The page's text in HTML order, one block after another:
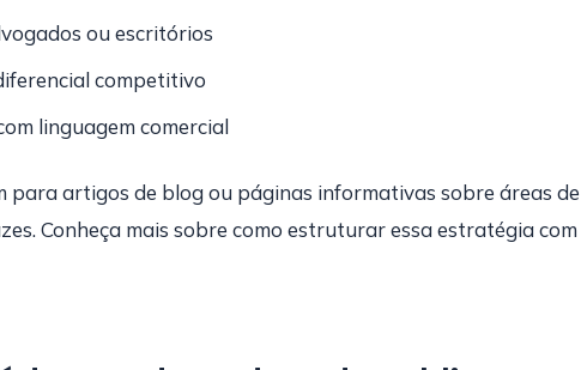
ou escritórios
competitivo
linguagem comercial
para artigos de blog ou páginas informativas sobre áreas de
Conheça mais sobre como estruturar essa estratégia com